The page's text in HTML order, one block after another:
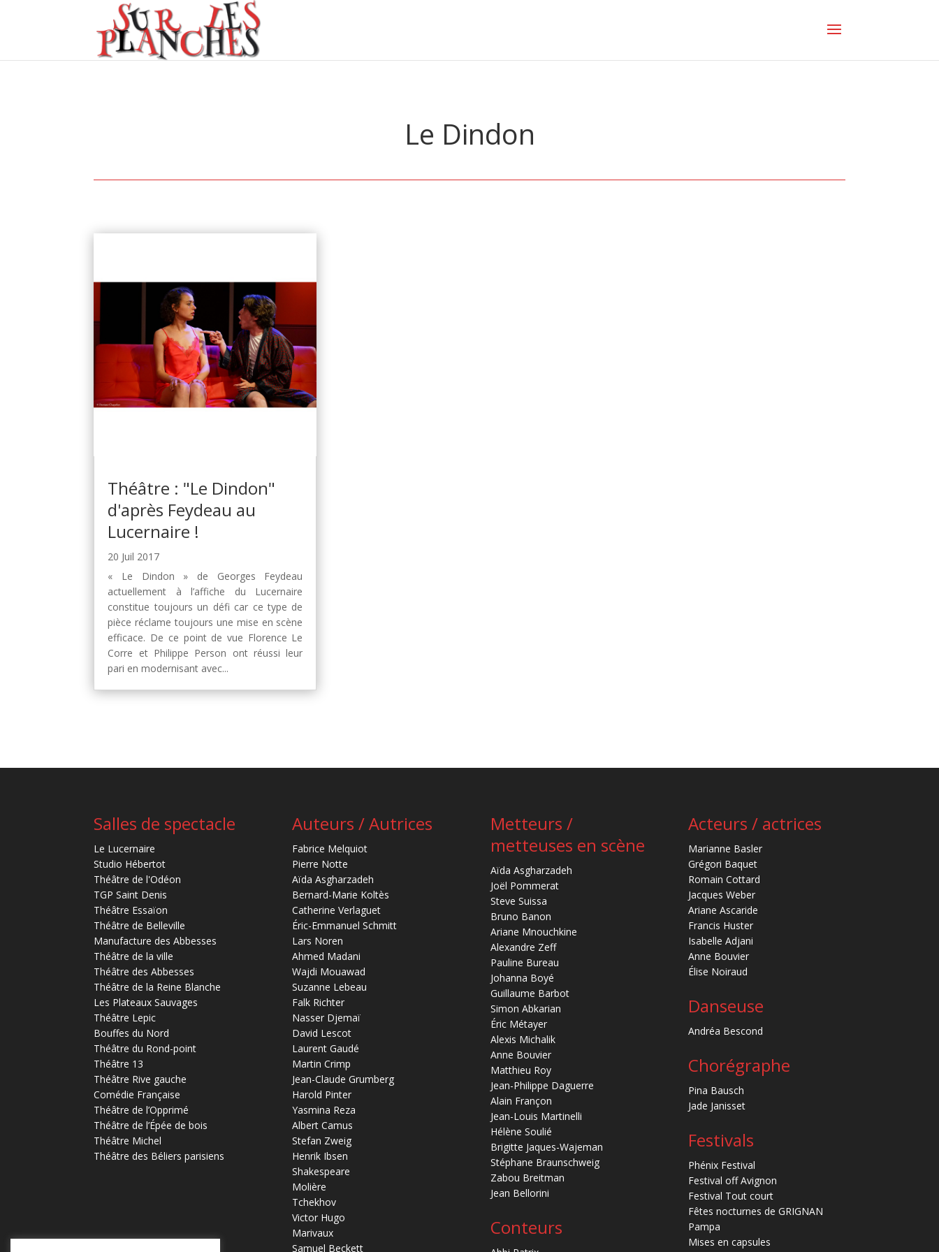
Le Dindon
Théâtre : "Le Dindon"
d'après Feydeau au
Lucernaire !
20 Juil 2017
« Le Dindon » de Georges Feydeau
actuellement à l’affiche du Lucernaire
constitue toujours un défi car ce type de
pièce réclame toujours une mise en scène
efficace. De ce point de vue Florence Le
Corre et Philippe Person ont réussi leur
pari en modernisant avec...
Salles de spectacle
Le Lucernaire
Studio Hébertot
Théâtre de l'Odéon
TGP Saint Denis
Théâtre Essaïon
Théâtre de Belleville
Manufacture des Abbesses
Théâtre de la ville
Théâtre des Abbesses
Théâtre de la Reine Blanche
Les Plateaux Sauvages
Théâtre Lepic
Bouffes du Nord
Théâtre du Rond-point
Théâtre 13
Théâtre Rive gauche
Comédie Française
Théâtre de l’Opprimé
Théâtre de l’Épée de bois
Théâtre Michel
Théâtre des Béliers parisiens
Auteurs / Autrices
Fabrice Melquiot
Pierre Notte
Aïda Asgharzadeh
Bernard-Marie Koltès
Catherine Verlaguet
Éric-Emmanuel Schmitt
Lars Noren
Ahmed Madani
Wajdi Mouawad
Suzanne Lebeau
Falk Richter
Nasser Djemaï
David Lescot
Laurent Gaudé
Martin Crimp
Jean-Claude Grumberg
Harold Pinter
Yasmina Reza
Albert Camus
Stefan Zweig
Henrik Ibsen
Shakespeare
Molière
Tchekhov
Victor Hugo
Marivaux
Samuel Beckett
Metteurs /
metteuses en scène
Aïda Asgharzadeh
Joël Pommerat
Steve Suissa
Bruno Banon
Ariane Mnouchkine
Alexandre Zeff
Pauline Bureau
Johanna Boyé
Guillaume Barbot
Simon Abkarian
Éric Métayer
Alexis Michalik
Anne Bouvier
Matthieu Roy
Jean-Philippe Daguerre
Alain Françon
Jean-Louis Martinelli
Hélène Soulié
Brigitte Jaques-Wajeman
Stéphane Braunschweig
Zabou Breitman
Jean Bellorini
Conteurs
Acteurs / actrices
Marianne Basler
Grégori Baquet
Romain Cottard
Jacques Weber
Ariane Ascaride
Francis Huster
Isabelle Adjani
Anne Bouvier
Élise Noiraud
Danseuse
Andréa Bescond
Chorégraphe
Pina Bausch
Jade Janisset
Festivals
Phénix Festival
Festival off Avignon
Festival Tout court
Fêtes nocturnes de GRIGNAN
Pampa
Mises en capsules